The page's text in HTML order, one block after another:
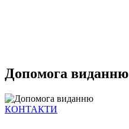
Допомога виданню
КОНТАКТИ